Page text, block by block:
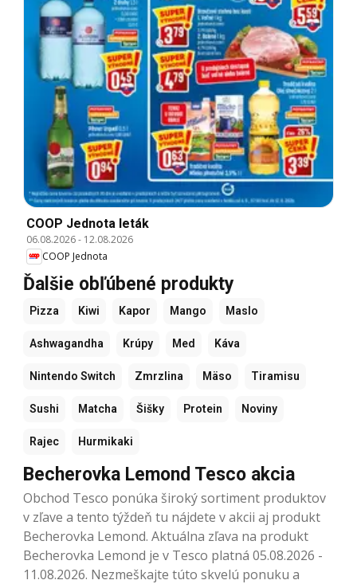
COOP Jednota leták
06.08.2026- 12.08.2026
COOP Jednota
Ďalšie obľúbené produkty
Pizza Kiwi Kapor Mango Maslo
Ashwagandha Krúpy Med Káva
Nintendo Switch Zmrzlina Mäso Tiramisu
Sushi Matcha Šišky Protein Noviny
Rajec Hurmikaki
Becherovka Lemond Tesco akcia
Obchod Tesco ponúka široký sortiment produktov
v zľave a tento týždeň tu nájdete v akcii aj produkt
Becherovka Lemond. Aktuálna zľava na produkt
Becherovka Lemond je v Tesco platná 05.08.2026 -
11.08.2026. Nezmeškajte túto skvelú ponuku a